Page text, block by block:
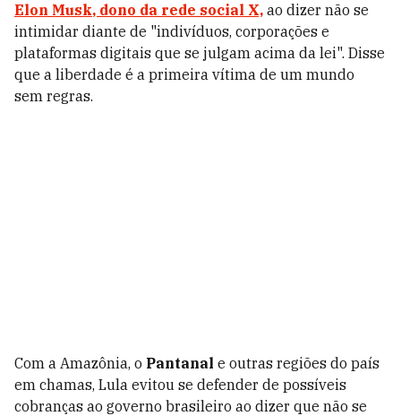
Elon Musk, dono da rede social X, ao dizer não se
intimidar diante de "indivíduos, corporações e
plataformas digitais que se julgam acima da lei". Disse
que a liberdade é a primeira vítima de um mundo
sem regras.
Com a Amazônia, o Pantanal e outras regiões do país
em chamas, Lula evitou se defender de possíveis
cobranças ao governo brasileiro ao dizer que não se